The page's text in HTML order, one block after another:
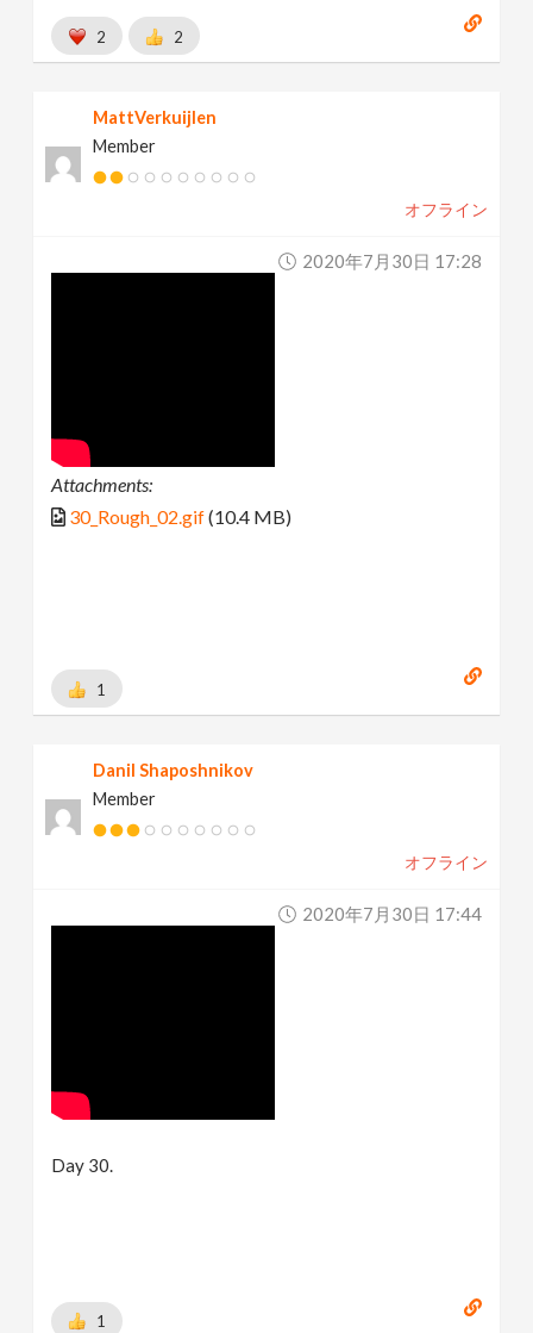
2 2
MattVerkuijlen
Member
オフライン
2020年7月30日 17:28
Attachments:
30_Rough_02.gif(10.4 MB)
1
Danil Shaposhnikov
Member
オフライン
2020年7月30日 17:44
Day 30.
1